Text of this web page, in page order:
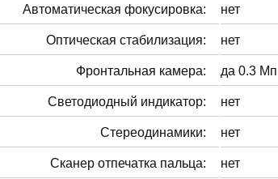
Автоматическая фокусировка: нет
Оптическая стабилизация: нет
Фронтальная камера: да 0.3 Мп
Светодиодный индикатор: нет
Стереодинамики: нет
Сканер отпечатка пальца: нет